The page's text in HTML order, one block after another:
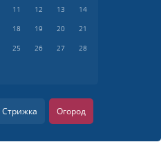
11 12 13
14
18 19 20
21
25 26 27
28
Стрижка Огород